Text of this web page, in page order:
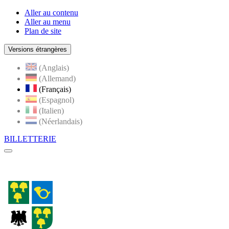
Aller au contenu
Aller au menu
Plan de site
Versions étrangères
(Anglais)
(Allemand)
(Français)
(Espagnol)
(Italien)
(Néerlandais)
BILLETTERIE
Menu